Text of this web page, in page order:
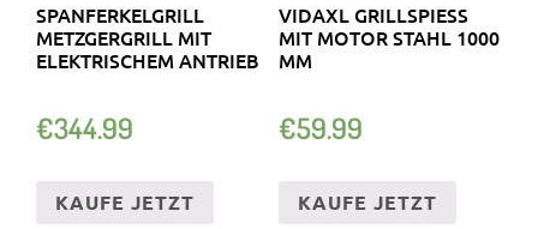
SPANFERKELGRILL
METZGERGRILL MIT
ELEKTRISCHEM ANTRIEB
€344.99
KAUFE JETZT
VIDAXL GRILLSPIESS M
IT MOTOR STAHL 1000 M
M
€59.99
KAUFE JETZT